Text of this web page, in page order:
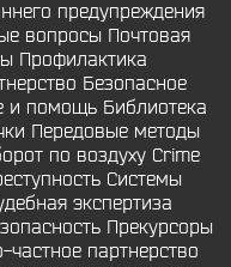
предупреждения
вопросы Почтовая
Профилактика
Безопасное
и помощь Библиотека
Передовые методы
по воздуху Crime
Системы
экспертиза
Прекурсоры
партнерство